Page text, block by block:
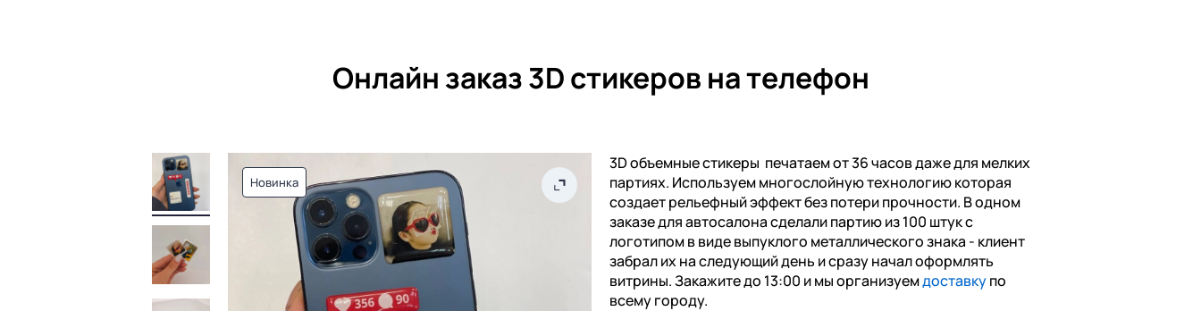
Онлайн заказ 3D стикеров на телефон
Новинка
3D объемные стикеры печатаем от 36 часов даже для мелких
партиях. Используем многослойную технологию которая
создает рельефный эффект без потери прочности. В одном
заказе для автосалона сделали партию из 100 штук с
логотипом в виде выпуклого металлического знака - клиент
забрал их на следующий день и сразу начал оформлять
витрины. Закажите до 13:00 и мы организуемдоставкупо
всему городу.